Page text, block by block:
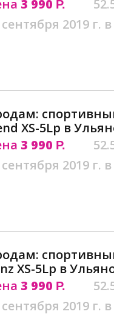
3 990 Р.
2019 г.
XS-5Lр в
3 990 Р.
2019 г.
XS-5Lр в
3 990 Р.
2019 г.